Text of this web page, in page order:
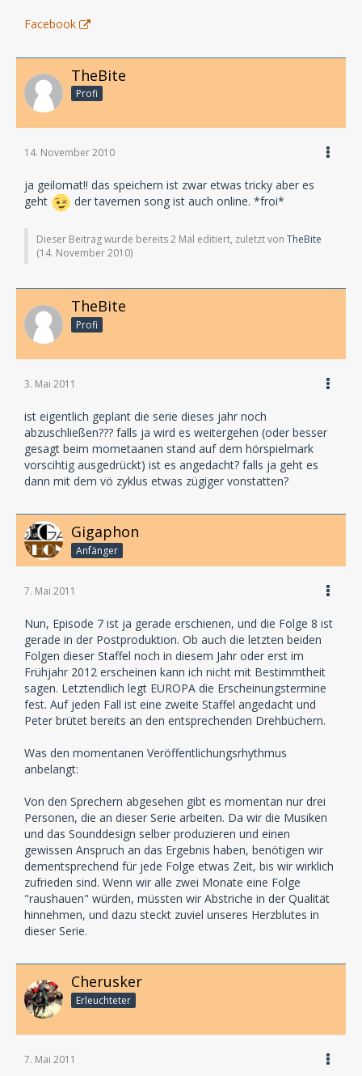
Facebook
TheBite
Profi
14. November 2010
ja geilomat!! das speichern ist zwar etwas tricky aber es
geht
der tavernen song ist auch online. *froi*
Dieser Beitrag wurde bereits 2 Mal editiert, zuletzt von TheBite
(14. November 2010)
TheBite
Profi
3. Mai 2011
ist eigentlich geplant die serie dieses jahr noch
abzuschließen??? falls ja wird es weitergehen (oder besser
gesagt beim mometaanen stand auf dem hörspielmark
vorscihtig ausgedrückt) ist es angedacht? falls ja geht es
dann mit dem vö zyklus etwas zügiger vonstatten?
Gigaphon
Anfänger
7. Mai 2011
Nun, Episode 7 ist ja gerade erschienen, und die Folge 8 ist
gerade in der Postproduktion. Ob auch die letzten beiden
Folgen dieser Staffel noch in diesem Jahr oder erst im
Frühjahr 2012 erscheinen kann ich nicht mit Bestimmtheit
sagen. Letztendlich legt EUROPA die Erscheinungstermine
fest. Auf jeden Fall ist eine zweite Staffel angedacht und
Peter brütet bereits an den entsprechenden Drehbüchern.
Was den momentanen Veröffentlichungsrhythmus
anbelangt:
Von den Sprechern abgesehen gibt es momentan nur drei
Personen, die an dieser Serie arbeiten. Da wir die Musiken
und das Sounddesign selber produzieren und einen
gewissen Anspruch an das Ergebnis haben, benötigen wir
dementsprechend für jede Folge etwas Zeit, bis wir wirklich
zufrieden sind. Wenn wir alle zwei Monate eine Folge
"raushauen" würden, müssten wir Abstriche in der Qualität
hinnehmen, und dazu steckt zuviel unseres Herzblutes in
dieser Serie.
Cherusker
Erleuchteter
7. Mai 2011